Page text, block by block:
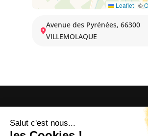
Leaflet | ©
Avenue des Pyrénées, 66300
VILLEMOLAQUE